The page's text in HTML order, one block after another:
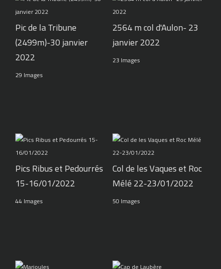
Pic de la Tribune
(2499m)-30 janvier
2022
29 Images
2564 m col d'Aulon- 23
janvier 2022
23 Images
Pics Ribus et Pedourrés
15-16/01/2022
44 Images
Col de les Vaques et Roc
Mélé 22-23/01/2022
50 Images